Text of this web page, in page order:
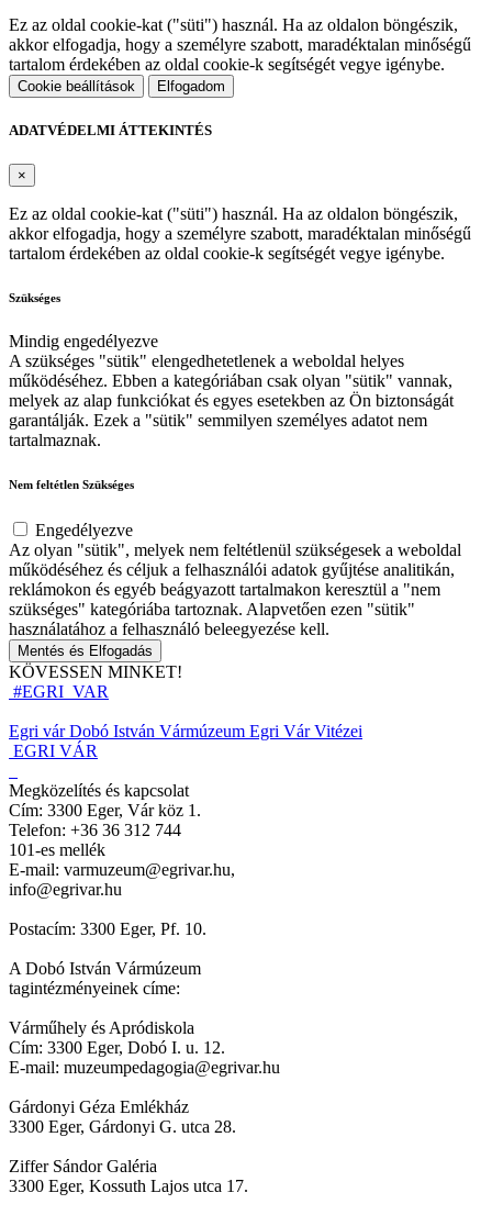
Ez az oldal cookie-kat ("süti") használ. Ha az oldalon böngészik,
akkor elfogadja, hogy a személyre szabott, maradéktalan minőségű
tartalom érdekében az oldal cookie-k segítségét vegye igénybe.
Cookie beállítások Elfogadom
ADATVÉDELMI ÁTTEKINTÉS
×
Ez az oldal cookie-kat ("süti") használ. Ha az oldalon böngészik,
akkor elfogadja, hogy a személyre szabott, maradéktalan minőségű
tartalom érdekében az oldal cookie-k segítségét vegye igénybe.
Szükséges
Mindig engedélyezve
A szükséges "sütik" elengedhetetlenek a weboldal helyes
működéséhez. Ebben a kategóriában csak olyan "sütik" vannak,
melyek az alap funkciókat és egyes esetekben az Ön biztonságát
garantálják. Ezek a "sütik" semmilyen személyes adatot nem
tartalmaznak.
Nem feltétlen Szükséges
Engedélyezve
Az olyan "sütik", melyek nem feltétlenül szükségesek a weboldal
működéséhez és céljuk a felhasználói adatok gyűjtése analitikán,
reklámokon és egyéb beágyazott tartalmakon keresztül a "nem
szükséges" kategóriába tartoznak. Alapvetően ezen "sütik"
használatához a felhasználó beleegyezése kell.
Mentés és Elfogadás
KÖVESSEN MINKET!
#EGRI_VAR
Egri várDobó István Vármúzeum Egri Vár Vitézei
EGRI VÁR
Megközelítés és kapcsolat
Cím: 3300 Eger, Vár köz 1.
Telefon: +36 36 312 744
101-es mellék
E-mail: varmuzeum@egrivar.hu,
info@egrivar.hu
Postacím: 3300 Eger, Pf. 10.
A Dobó István Vármúzeum
tagintézményeinek címe:
Várműhely és Apródiskola
Cím: 3300 Eger, Dobó I. u. 12.
E-mail: muzeumpedagogia@egrivar.hu
Gárdonyi Géza Emlékház
3300 Eger, Gárdonyi G. utca 28.
Ziffer Sándor Galéria
3300 Eger, Kossuth Lajos utca 17.